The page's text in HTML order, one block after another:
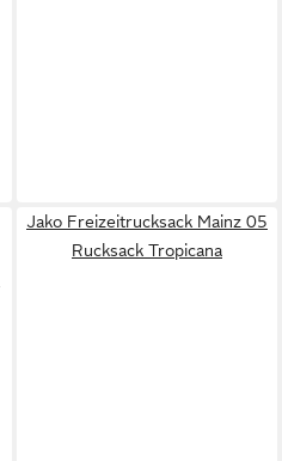
Jako Freizeitrucksack Mainz 05
Rucksack Tropicana